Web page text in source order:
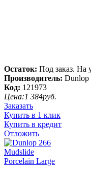
Остаток: Под заказ. На
Производитель: Dunlop
Код: 121973
Цена:1 384руб.
Заказать
Купить в 1 клик
Купить в кредит
Отложить